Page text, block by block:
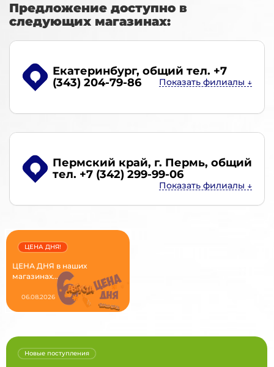
Предложение доступно в
следующих магазинах:
Екатеринбург, общий тел. +7
(343) 204-79-86
Пермский край, г. Пермь, общий
тел. +7 (342) 299-99-06
ЦЕНА ДНЯ в наших
магазинах...
ЦЕНА ДНЯ!
06.08.2026
Новые поступления